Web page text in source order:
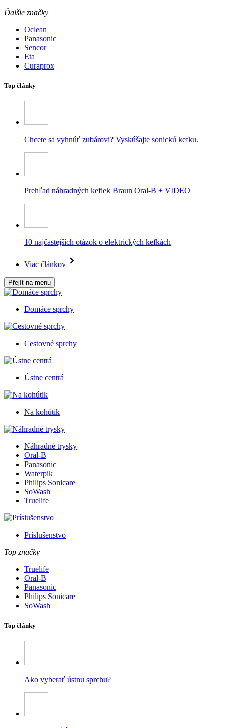
Ďalšie značky
Oclean
Panasonic
Sencor
Eta
Curaprox
Top články
Chcete sa vyhnúť zubárovi? Vyskúšajte sonickú kefku.
Prehľad náhradných kefiek Braun Oral-B + VIDEO
10 najčastejších otázok o elektrických kefkách
Viac článkov
Přejít na menu
Domáce sprchy
Cestovné sprchy
Ústne centrá
Na kohútik
Náhradné trysky
Oral-B
Panasonic
Waterpik
Philips Sonicare
SoWash
Truelife
Príslušenstvo
Top značky
Truelife
Oral-B
Panasonic
Philips Sonicare
SoWash
Top články
Ako vyberať ústnu sprchu?